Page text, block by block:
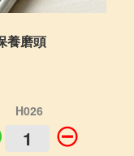
養磨頭
H026